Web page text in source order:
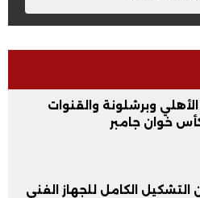
وبرشلونة والقنوات
خوان جامبر
التشكيل الكامل للجهاز الفني